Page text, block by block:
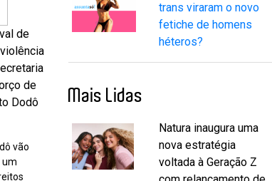
de
de
Dodô
vão
um
trans viraram o novo
fetiche de homens
héteros?
Mais Lidas
Natura inaugura uma
nova estratégia
voltada à Geração Z